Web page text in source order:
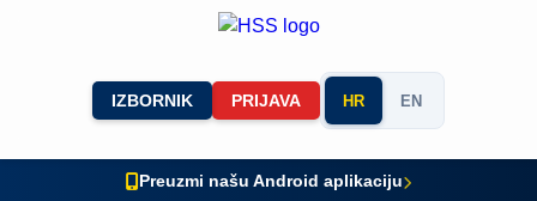
IZBORNIK PRIJAVA HR EN
Preuzmi našu Android aplikaciju